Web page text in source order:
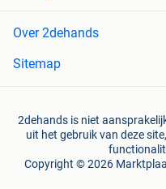
Over 2dehands
Sitemap
2dehands is niet
uit het gebruik van deze
Copyright © 2026